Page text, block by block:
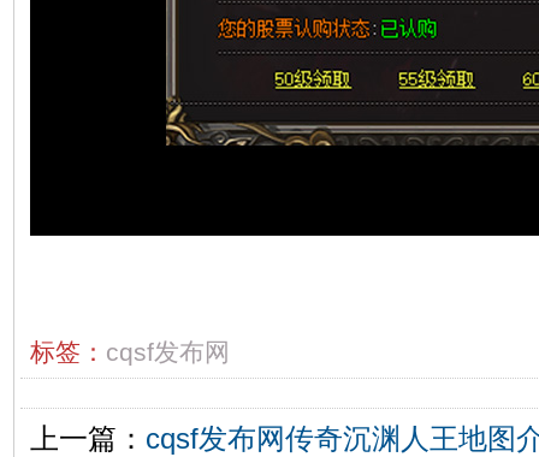
标签： cqsf发布网
上一篇： cqsf发布网传奇沉渊人王地图